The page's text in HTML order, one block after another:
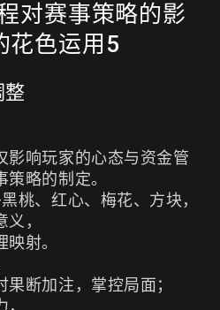
对赛事策略的影
花色运用5
整
影响玩家的心态与资金管
略的制定。
桃、红心、梅花、方块，
，
射。
断加注，掌控局面；